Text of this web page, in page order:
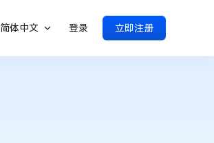
简体中文 登录 立即注册